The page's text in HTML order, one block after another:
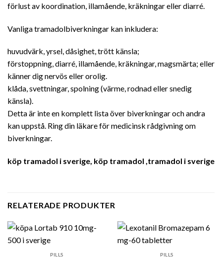
förlust av koordination, illamående, kräkningar eller diarré.
Vanliga tramadolbiverkningar kan inkludera:
huvudvärk, yrsel, dåsighet, trött känsla;
förstoppning, diarré, illamående, kräkningar, magsmärta; eller
känner dig nervös eller orolig.
klåda, svettningar, spolning (värme, rodnad eller snedig
känsla).
Detta är inte en komplett lista över biverkningar och andra
kan uppstå. Ring din läkare för medicinsk rådgivning om
biverkningar.
köp tramadol i sverige, köp tramadol ,tramadol i sverige
RELATERADE PRODUKTER
PILLS PILLS